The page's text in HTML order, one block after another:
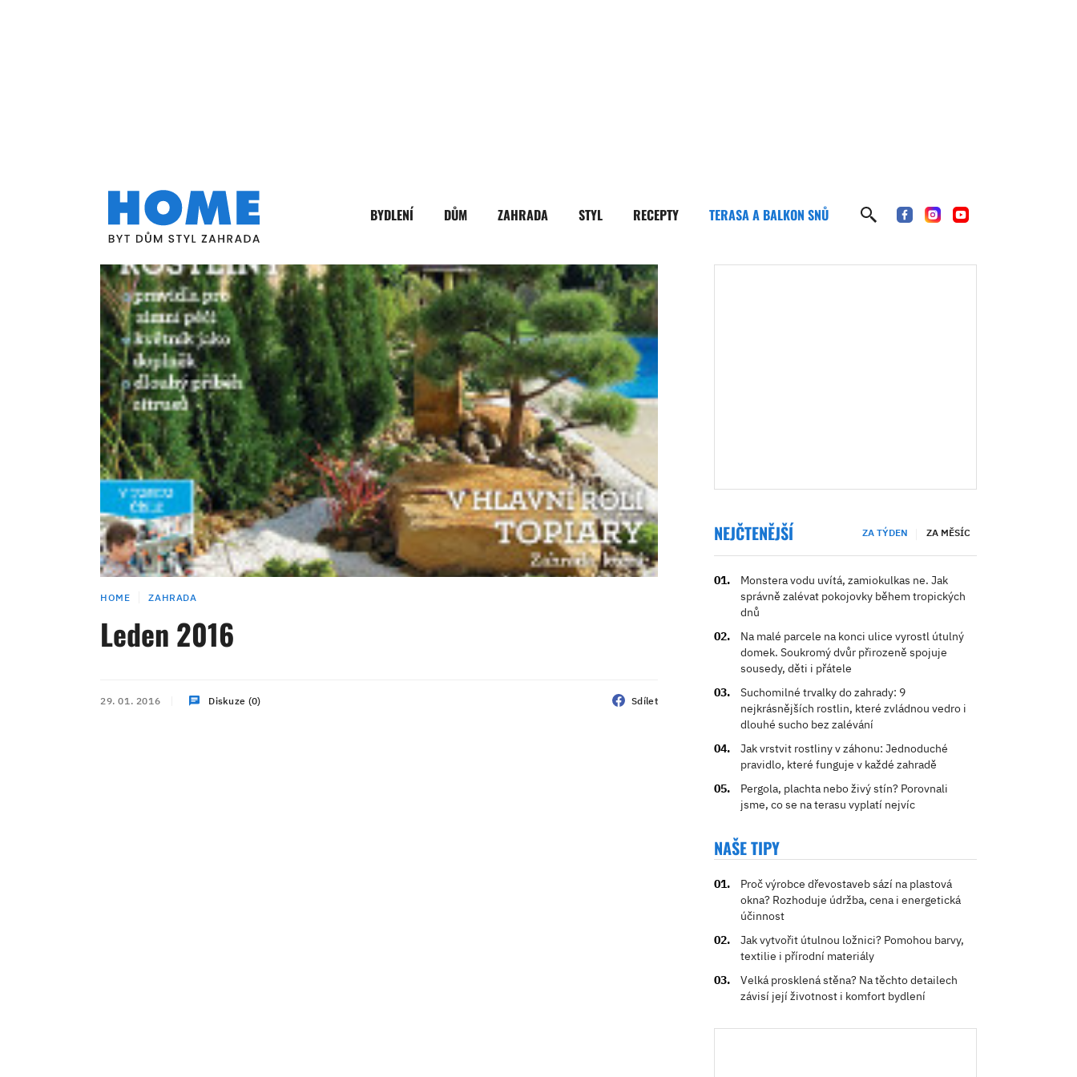
BYDLENÍ DŮM ZAHRADA STYL RECEPTY TERASA A BALKON SNŮ
HOME ZAHRADA
Leden 2016
29. 01. 2016 Diskuze (0) Sdílet
NEJČTENĚJŠÍ ZA TÝDEN ZA MĚSÍC
Monstera vodu uvítá, zamiokulkas ne. Jak
správně zalévat pokojovky během tropických
dnů
Na malé parcele na konci ulice vyrostl útulný
domek. Soukromý dvůr přirozeně spojuje
sousedy, děti i přátele
Suchomilné trvalky do zahrady: 9
nejkrásnějších rostlin, které zvládnou vedro i
dlouhé sucho bez zalévání
Jak vrstvit rostliny v záhonu: Jednoduché
pravidlo, které funguje v každé zahradě
Pergola, plachta nebo živý stín? Porovnali
jsme, co se na terasu vyplatí nejvíc
NAŠE TIPY
Proč výrobce dřevostaveb sází na plastová
okna? Rozhoduje údržba, cena i energetická
účinnost
Jak vytvořit útulnou ložnici? Pomohou barvy,
textilie i přírodní materiály
Velká prosklená stěna? Na těchto detailech
závisí její životnost i komfort bydlení